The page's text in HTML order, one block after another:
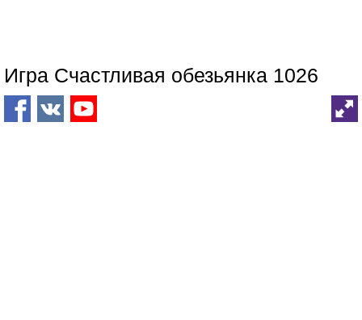
Игра Счастливая обезьянка 1026